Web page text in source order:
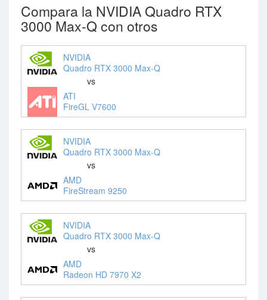
Compara la NVIDIA Quadro RTX
3000 Max-Q con otros
NVIDIA
Quadro RTX 3000 Max-Q
vs
ATI
FireGL V7600
NVIDIA
Quadro RTX 3000 Max-Q
vs
AMD
FireStream 9250
NVIDIA
Quadro RTX 3000 Max-Q
vs
AMD
Radeon HD 7970 X2